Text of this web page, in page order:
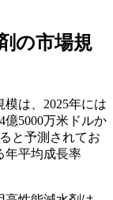
の市場規
は、2025年には
億5000万米ドルか
と予測されてお
年平均成長率